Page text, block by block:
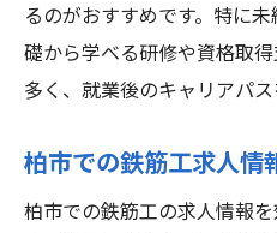
るのがおすすめです。特に
礎から学べる研修や資格取
多く、就業後のキャリアパス
柏市での鉄筋工求人情
柏市での鉄筋工の求人情報